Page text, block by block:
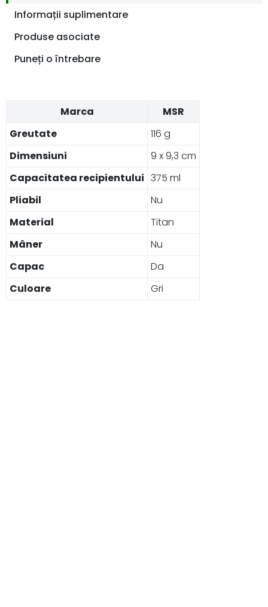
Informații suplimentare
Produse asociate
Puneți o întrebare
Marca
MSR
Greutate
116 g
Dimensiuni
9 x 9,3 cm
Capacitatea recipientului 375 ml
Pliabil
Nu
Material
Titan
Mâner
Nu
Capac
Da
Culoare
Gri